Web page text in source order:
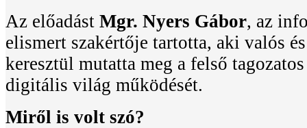
Az előadást Mgr. Nyers Gábor, az
elismert szakértője tartotta, aki valós
keresztül mutatta meg a felső
digitális világ működését.
Miről is volt szó?